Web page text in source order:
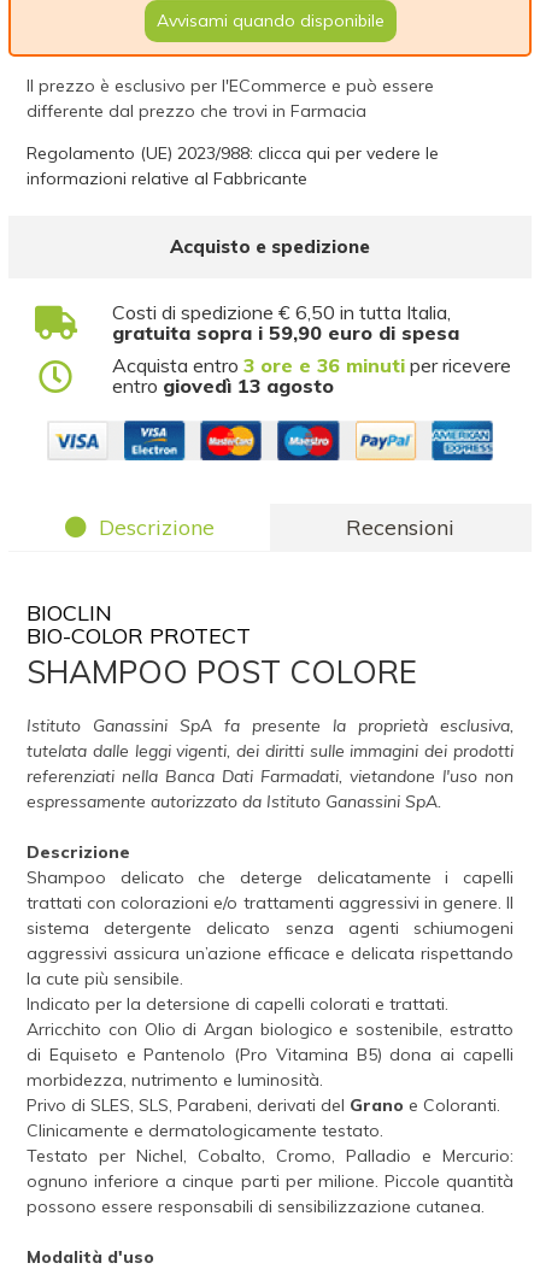
Avvisami quando disponibile
Il prezzo è esclusivo per l'ECommerce e può essere
differente dal prezzo che trovi in Farmacia
Regolamento (UE) 2023/988: clicca qui per vedere le
informazioni relative al Fabbricante
Acquisto e spedizione
Costi di spedizione € 6,50 in tutta Italia,
gratuita sopra i 59,90 euro di spesa
Acquista entro3 ore e 36 minuti per ricevere
entro giovedì 13 agosto
Descrizione Recensioni
BIOCLIN
BIO-COLOR PROTECT
SHAMPOO POST COLORE
Istituto Ganassini SpA fa presente la proprietà esclusiva,
tutelata dalle leggi vigenti, dei diritti sulle immagini dei prodotti
referenziati nella Banca Dati Farmadati, vietandone l'uso non
espressamente autorizzato da Istituto Ganassini SpA.
Descrizione
Shampoo delicato che deterge delicatamente i capelli
trattati con colorazioni e/o trattamenti aggressivi in genere. Il
sistema detergente delicato senza agenti schiumogeni
aggressivi assicura un’azione efficace e delicata rispettando
la cute più sensibile.
Indicato per la detersione di capelli colorati e trattati.
Arricchito con Olio di Argan biologico e sostenibile, estratto
di Equiseto e Pantenolo (Pro Vitamina B5) dona ai capelli
morbidezza, nutrimento e luminosità.
Privo di SLES, SLS, Parabeni, derivati del Grano e Coloranti.
Clinicamente e dermatologicamente testato.
Testato per Nichel, Cobalto, Cromo, Palladio e Mercurio:
ognuno inferiore a cinque parti per milione. Piccole quantità
possono essere responsabili di sensibilizzazione cutanea.
Modalità d'uso